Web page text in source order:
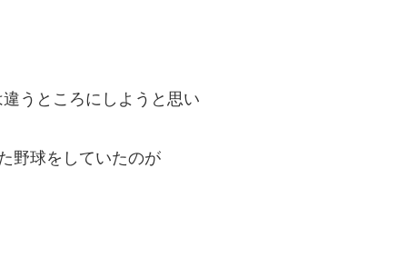
うところにしようと思い
野球をしていたのが